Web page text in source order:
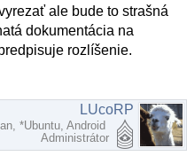
ale bude to strašná
dokumentácia na
rozlíšenie.
LUcoRP
*Ubuntu, Android
Administrátor